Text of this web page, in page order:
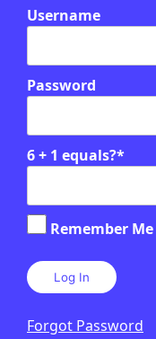
Username
Password
6 + 1 equals?*
Remember Me
Forgot Password